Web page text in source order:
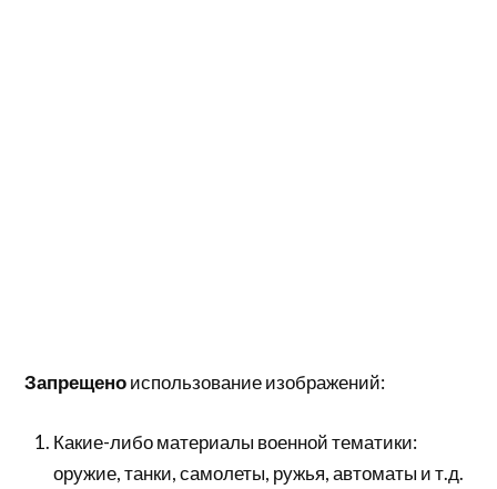
Запрещеноиспользование изображений:
Какие-либо материалы военной тематики:
оружие, танки, самолеты, ружья, автоматы и т.д.